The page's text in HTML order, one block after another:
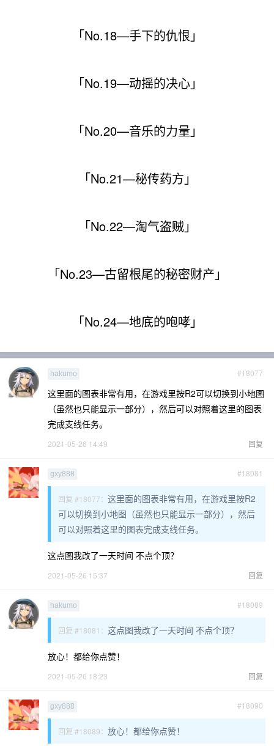
「No.18—手下的仇恨」
「No.19—动摇的决心」
「No.20—音乐的力量」
「No.21—秘传药方」
「No.22—淘气盗贼」
「No.23—古留根尾的秘密财产」
「No.24—地底的咆哮」
#18077
hakumo
这里面的图表非常有用，在游戏里按R2可以切换到小地图
（虽然也只能显示一部分），然后可以对照着这里的图表
完成支线任务。
回复
2021-05-26 14:49
#18081
gxy888
回复 #18077： 这里面的图表非常有用，在游戏里按R2
可以切换到小地图（虽然也只能显示一部分），然后
可以对照着这里的图表完成支线任务。
这点图我改了一天时间 不点个顶？
回复
2021-05-26 15:37
#18089
hakumo
回复 #18081： 这点图我改了一天时间 不点个顶？
放心！都给你点赞！
回复
2021-05-26 18:23
#18090
gxy888
回复 #18089： 放心！都给你点赞！